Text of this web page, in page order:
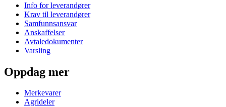
Info for leverandører
Krav til leverandører
Samfunnsansvar
Anskaffelser
Avtaledokumenter
Varsling
Oppdag mer
Merkevarer
Agrideler